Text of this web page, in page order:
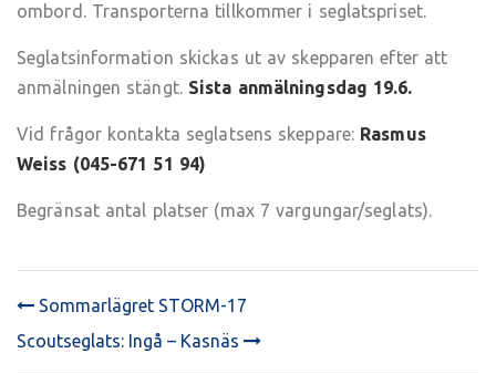
ombord. Transporterna tillkommer i seglatspriset.
Seglatsinformation skickas ut av skepparen efter att
anmälningen stängt. Sista anmälningsdag 19.6.
Vid frågor kontakta seglatsens skeppare: Rasmus
Weiss (045-671 51 94)
Begränsat antal platser (max 7 vargungar/seglats).
POST
NAVIGATION
Sommarlägret STORM-17
Scoutseglats: Ingå – Kasnäs